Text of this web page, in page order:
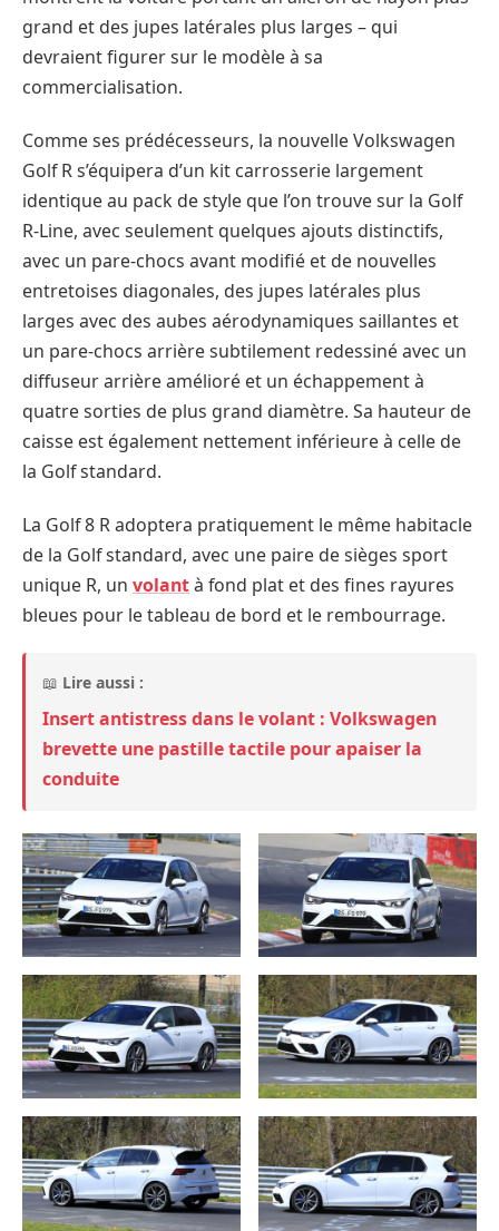
grand et des jupes latérales plus larges – qui
devraient figurer sur le modèle à sa
commercialisation.
Comme ses prédécesseurs, la nouvelle Volkswagen
Golf R s’équipera d’un kit carrosserie largement
identique au pack de style que l’on trouve sur la Golf
R-Line, avec seulement quelques ajouts distinctifs,
avec un pare-chocs avant modifié et de nouvelles
entretoises diagonales, des jupes latérales plus
larges avec des aubes aérodynamiques saillantes et
un pare-chocs arrière subtilement redessiné avec un
diffuseur arrière amélioré et un échappement à
quatre sorties de plus grand diamètre. Sa hauteur de
caisse est également nettement inférieure à celle de
la Golf standard.
La Golf 8 R adoptera pratiquement le même habitacle
de la Golf standard, avec une paire de sièges sport
unique R, un volantà fond plat et des fines rayures
bleues pour le tableau de bord et le rembourrage.
📖 Lire aussi :
Insert antistress dans le volant : Volkswagen
brevette une pastille tactile pour apaiser la
conduite